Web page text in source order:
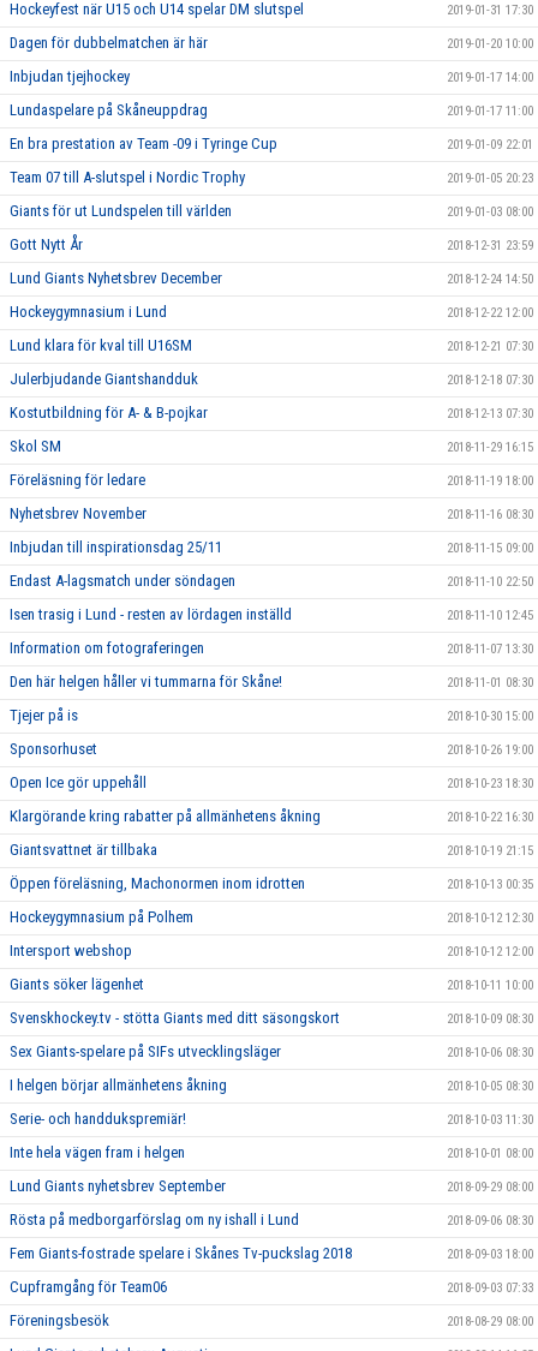
Hockeyfest när U15 och U14 spelar DM slutspel 2019-01-31 17:30
Dagen för dubbelmatchen är här 2019-01-20 10:00
Inbjudan tjejhockey 2019-01-17 14:00
Lundaspelare på Skåneuppdrag 2019-01-17 11:00
En bra prestation av Team -09 i Tyringe Cup 2019-01-09 22:01
Team 07 till A-slutspel i Nordic Trophy 2019-01-05 20:23
Giants för ut Lundspelen till världen 2019-01-03 08:00
Gott Nytt År 2018-12-31 23:59
Lund Giants Nyhetsbrev December 2018-12-24 14:50
Hockeygymnasium i Lund 2018-12-22 12:00
Lund klara för kval till U16SM 2018-12-21 07:30
Julerbjudande Giantshandduk 2018-12-18 07:30
Kostutbildning för A- & B-pojkar 2018-12-13 07:30
Skol SM 2018-11-29 16:15
Föreläsning för ledare 2018-11-19 18:00
Nyhetsbrev November 2018-11-16 08:30
Inbjudan till inspirationsdag 25/11 2018-11-15 09:00
Endast A-lagsmatch under söndagen 2018-11-10 22:50
Isen trasig i Lund - resten av lördagen inställd 2018-11-10 12:45
Information om fotograferingen 2018-11-07 13:30
Den här helgen håller vi tummarna för Skåne! 2018-11-01 08:30
Tjejer på is 2018-10-30 15:00
Sponsorhuset 2018-10-26 19:00
Open Ice gör uppehåll 2018-10-23 18:30
Klargörande kring rabatter på allmänhetens åkning 2018-10-22 16:30
Giantsvattnet är tillbaka 2018-10-19 21:15
Öppen föreläsning, Machonormen inom idrotten 2018-10-13 00:35
Hockeygymnasium på Polhem 2018-10-12 12:30
Intersport webshop 2018-10-12 12:00
Giants söker lägenhet 2018-10-11 10:00
Svenskhockey.tv - stötta Giants med ditt säsongskort 2018-10-09 08:30
Sex Giants-spelare på SIFs utvecklingsläger 2018-10-06 08:30
I helgen börjar allmänhetens åkning 2018-10-05 08:30
Serie- och handdukspremiär! 2018-10-03 11:30
Inte hela vägen fram i helgen 2018-10-01 08:00
Lund Giants nyhetsbrev September 2018-09-29 08:00
Rösta på medborgarförslag om ny ishall i Lund 2018-09-06 08:30
Fem Giants-fostrade spelare i Skånes Tv-puckslag 2018 2018-09-03 18:00
Cupframgång för Team06 2018-09-03 07:33
Föreningsbesök 2018-08-29 08:00